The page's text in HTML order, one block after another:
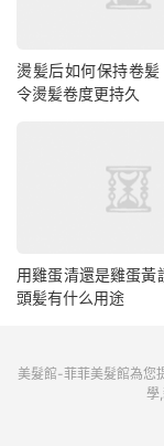
燙髪后如何保持卷
令燙髪卷度更持久
用雞蛋清還是雞蛋黃
頭髪有什么用途
美髮館-菲菲美髮館為您
學